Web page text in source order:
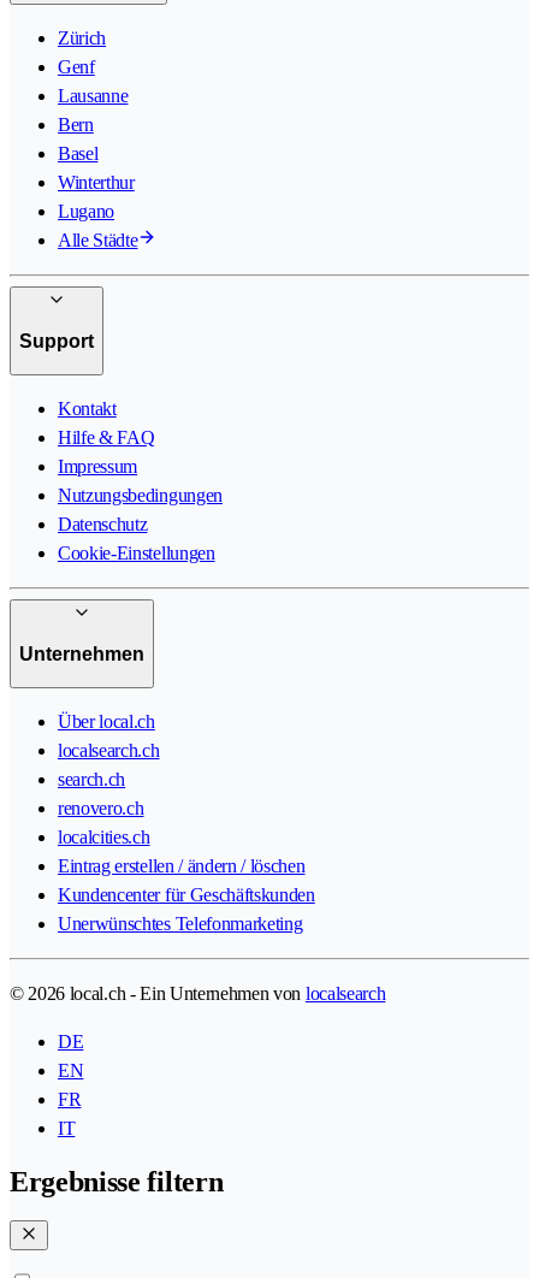
Zürich
Genf
Lausanne
Bern
Basel
Winterthur
Lugano
Alle Städte
Support
Kontakt
Hilfe & FAQ
Impressum
Nutzungsbedingungen
Datenschutz
Cookie-Einstellungen
Unternehmen
Über local.ch
localsearch.ch
search.ch
renovero.ch
localcities.ch
Eintrag erstellen / ändern / löschen
Kundencenter für Geschäftskunden
Unerwünschtes Telefonmarketing
© 2026 local.ch - Ein Unternehmen von localsearch
DE
EN
FR
IT
Ergebnisse filtern